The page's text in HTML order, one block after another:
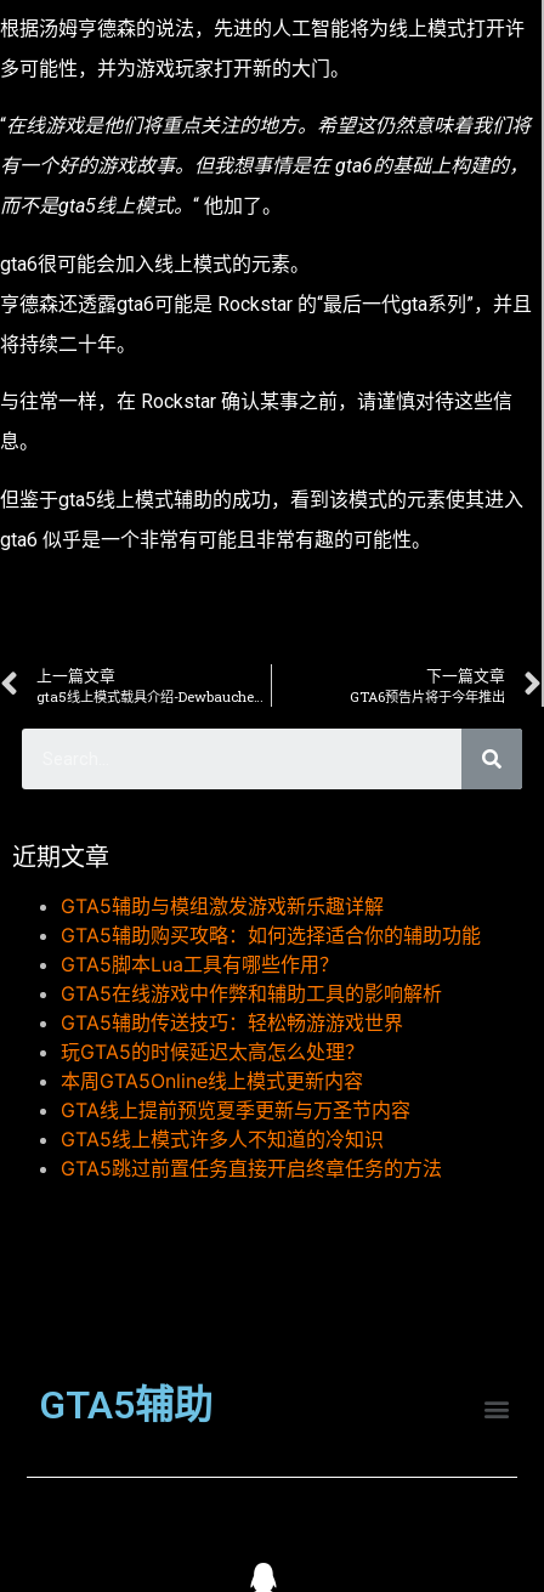
根据汤姆亨德森的说法，先进的人工智能将为线上模式打开许
多可能性，并为游戏玩家打开新的大门。
“在线游戏是他们将重点关注的地方。希望这仍然意味着我们将
有一个好的游戏故事。但我想事情是在 gta6的基础上构建的，
而不是gta5线上模式。 “ 他加了。
gta6很可能会加入线上模式的元素。
亨德森还透露gta6可能是 Rockstar 的“最后一代gta系列”，并且
将持续二十年。
与往常一样，在 Rockstar 确认某事之前，请谨慎对待这些信
息。
但鉴于gta5线上模式辅助的成功，看到该模式的元素使其进入
gta6 似乎是一个非常有可能且非常有趣的可能性。
上一篇文章 下一篇文章
GTA6预告片将于今年推出
近期文章
GTA5辅助与模组激发游戏新乐趣详解
GTA5辅助购买攻略：如何选择适合你的辅助功能
GTA5脚本Lua工具有哪些作用？
GTA5在线游戏中作弊和辅助工具的影响解析
GTA5辅助传送技巧：轻松畅游游戏世界
玩GTA5的时候延迟太高怎么处理？
本周GTA5Online线上模式更新内容
GTA线上提前预览夏季更新与万圣节内容
GTA5线上模式许多人不知道的冷知识
GTA5跳过前置任务直接开启终章任务的方法
GTA5辅助